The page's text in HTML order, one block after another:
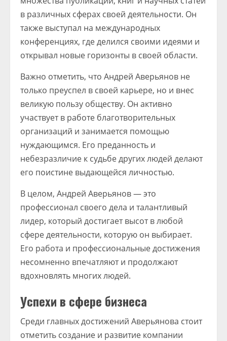
в различных сферах своей деятельности. Он
также выступал на международных
конференциях, где делился своими идеями и
открывал новые горизонты в своей области.
Важно отметить, что Андрей Аверьянов не
только преуспел в своей карьере, но и внес
великую пользу обществу. Он активно
участвует в работе благотворительных
организаций и занимается помощью
нуждающимся. Его преданность и
небезразличие к судьбе других людей делают
его поистине выдающейся личностью.
В целом, Андрей Аверьянов — это
профессионал своего дела и талантливый
лидер, который достигает высот в любой
сфере деятельности, которую он выбирает.
Его работа и профессиональные достижения
несомненно впечатляют и продолжают
вдохновлять многих людей.
Успехи в сфере бизнеса
Среди главных достижений Аверьянова стоит
отметить создание и развитие компании